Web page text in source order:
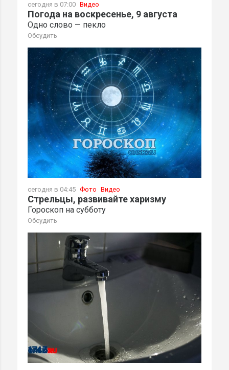
сегодня в 07:00 Видео
Погода на воскресенье, 9 августа
Одно слово — пекло
Обсудить
сегодня в 04:45 Фото Видео
Стрельцы, развивайте харизму
Гороскоп на субботу
Обсудить